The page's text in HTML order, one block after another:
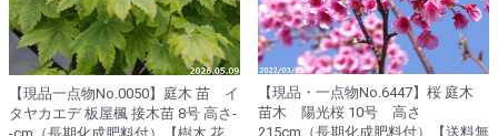
【現品一点物No.0050】庭木 苗 イ
タヤカエデ 板屋楓 接木苗 8号 高さ-
【現品・一点物No.6447】桜 庭木
苗木 陽光桜 10号 高さ
215cm（長期化成肥料付）【送料無